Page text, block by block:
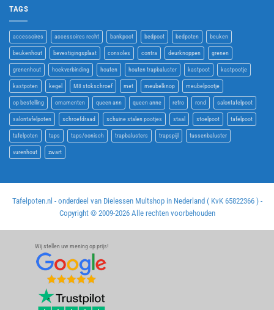
TAGS
accessoires accessoires recht bankpoot bedpoot bedpoten beuken
beukenhout bevestigingsplaat consoles contra deurknoppen grenen
grenenhout hoekverbinding houten houten trapbaluster kastpoot kastpootje
kastpoten kegel M8 stokschroef met meubelknop meubelpootje
op bestelling ornamenten queen ann queen anne retro rond salontafelpoot
salontafelpoten schroefdraad schuine stalen pootjes staal stoelpoot tafelpoot
tafelpoten taps taps/conisch trapbalusters trapspijl tussenbaluster
vurenhout zwart
Tafelpoten.nl - onderdeel van Dielessen Multshop in Nederland ( KvK 65822366 ) -
Copyright © 2009-2026 Alle rechten voorbehouden
Wij stellen uw mening op prijs!